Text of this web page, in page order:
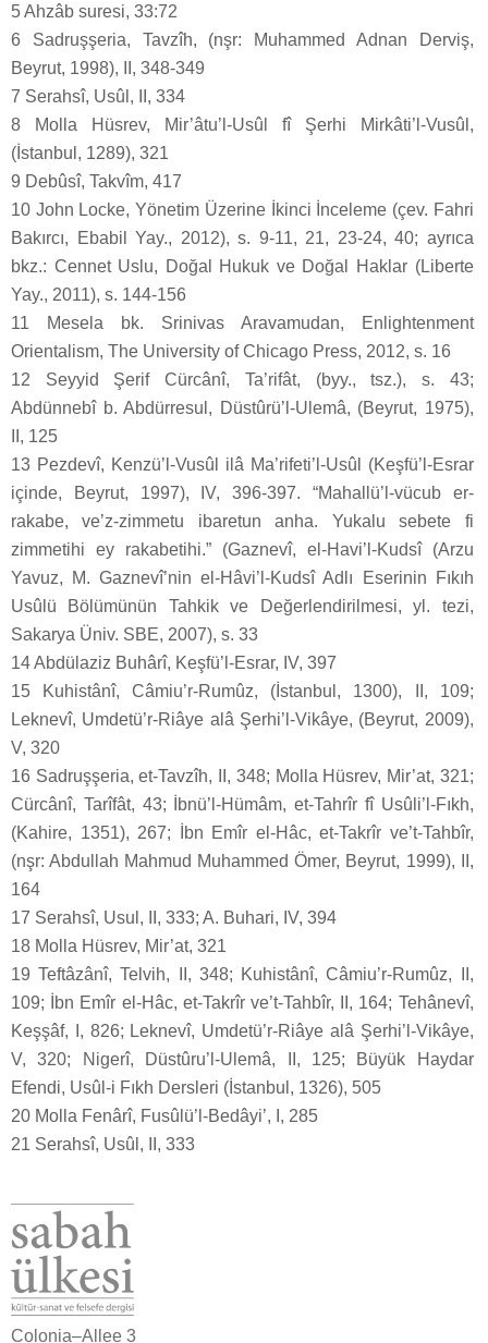
5 Ahzâb suresi, 33:72
6 Sadruşşeria, Tavzîh, (nşr: Muhammed Adnan Derviş,
Beyrut, 1998), II, 348-349
7 Serahsî, Usûl, II, 334
8 Molla Hüsrev, Mir’âtu’l-Usûl fî Şerhi Mirkâti’l-Vusûl,
(İstanbul, 1289), 321
9 Debûsî, Takvîm, 417
10 John Locke, Yönetim Üzerine İkinci İnceleme (çev. Fahri
Bakırcı, Ebabil Yay., 2012), s. 9-11, 21, 23-24, 40; ayrıca
bkz.: Cennet Uslu, Doğal Hukuk ve Doğal Haklar (Liberte
Yay., 2011), s. 144-156
11 Mesela bk. Srinivas Aravamudan, Enlightenment
Orientalism, The University of Chicago Press, 2012, s. 16
12 Seyyid Şerif Cürcânî, Ta’rifât, (byy., tsz.), s. 43;
Abdünnebî b. Abdürresul, Düstûrü’l-Ulemâ, (Beyrut, 1975),
II, 125
13 Pezdevî, Kenzü’l-Vusûl ilâ Ma’rifeti’l-Usûl (Keşfü’l-Esrar
içinde, Beyrut, 1997), IV, 396-397. “Mahallü’l-vücub er-
rakabe, ve’z-zimmetu ibaretun anha. Yukalu sebete fi
zimmetihi ey rakabetihi.” (Gaznevî, el-Havi’l-Kudsî (Arzu
Yavuz, M. Gaznevî’nin el-Hâvi’l-Kudsî Adlı Eserinin Fıkıh
Usûlü Bölümünün Tahkik ve Değerlendirilmesi, yl. tezi,
Sakarya Üniv. SBE, 2007), s. 33
14 Abdülaziz Buhârî, Keşfü’l-Esrar, IV, 397
15 Kuhistânî, Câmiu’r-Rumûz, (İstanbul, 1300), II, 109;
Leknevî, Umdetü’r-Riâye alâ Şerhi’l-Vikâye, (Beyrut, 2009),
V, 320
16 Sadruşşeria, et-Tavzîh, II, 348; Molla Hüsrev, Mir’at, 321;
Cürcânî, Tarîfât, 43; İbnü’l-Hümâm, et-Tahrîr fî Usûli’l-Fıkh,
(Kahire, 1351), 267; İbn Emîr el-Hâc, et-Takrîr ve’t-Tahbîr,
(nşr: Abdullah Mahmud Muhammed Ömer, Beyrut, 1999), II,
164
17 Serahsî, Usul, II, 333; A. Buhari, IV, 394
18 Molla Hüsrev, Mir’at, 321
19 Teftâzânî, Telvih, II, 348; Kuhistânî, Câmiu’r-Rumûz, II,
109; İbn Emîr el-Hâc, et-Takrîr ve’t-Tahbîr, II, 164; Tehânevî,
Keşşâf, I, 826; Leknevî, Umdetü’r-Riâye alâ Şerhi’l-Vikâye,
V, 320; Nigerî, Düstûru’l-Ulemâ, II, 125; Büyük Haydar
Efendi, Usûl-i Fıkh Dersleri (İstanbul, 1326), 505
20 Molla Fenârî, Fusûlü’l-Bedâyi’, I, 285
21 Serahsî, Usûl, II, 333
Colonia–Allee 3